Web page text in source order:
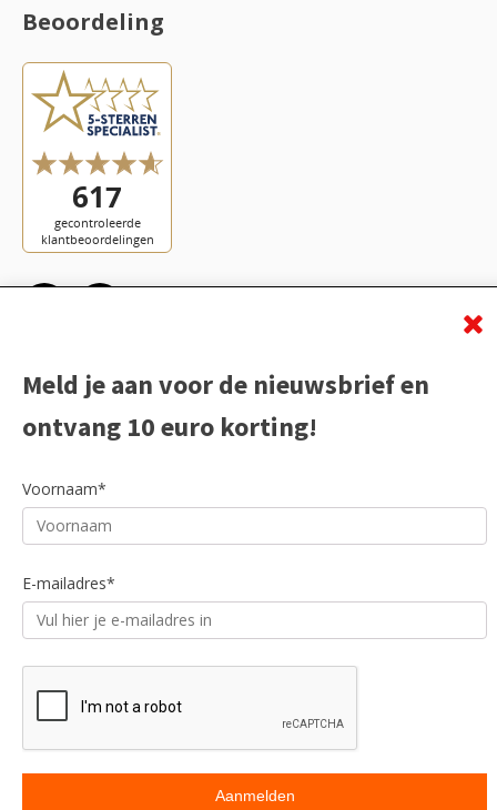
Beoordeling
Meld je aan voor de nieuwsbrief en
ontvang 10 euro korting!
Voornaam*
E-mailadres*